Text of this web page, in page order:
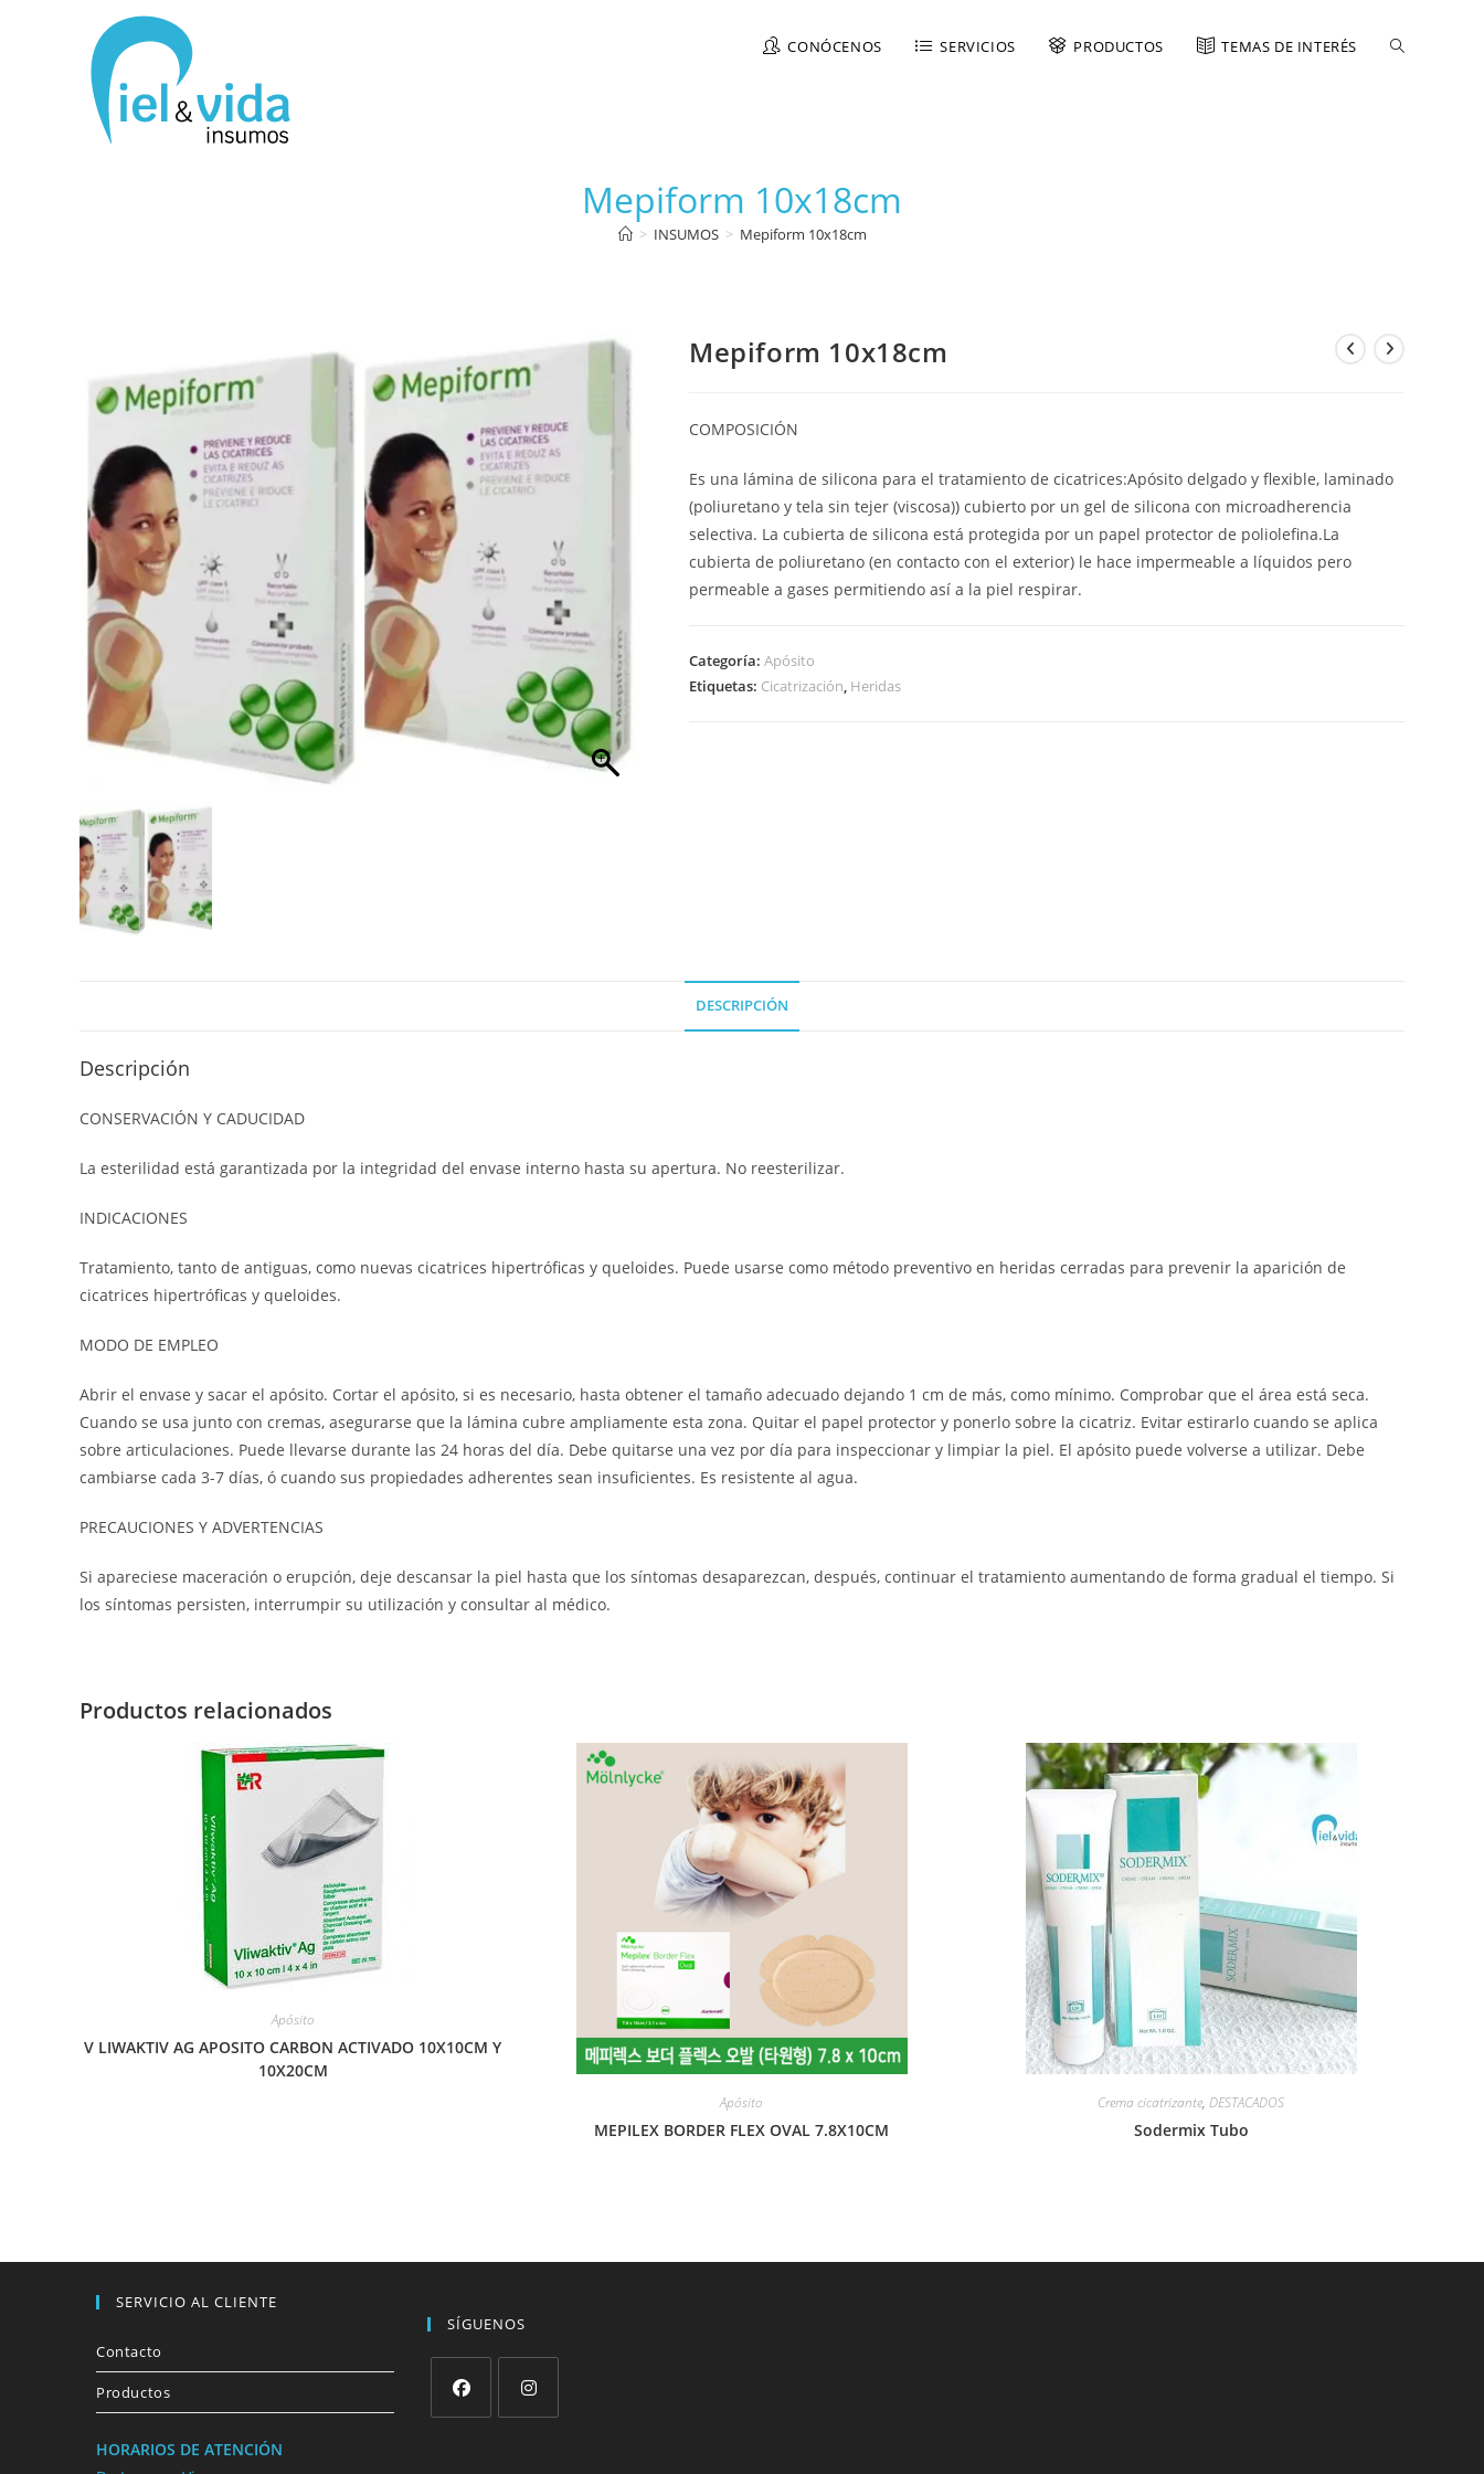
CONÓCENOS SERVICIOS PRODUCTOS TEMAS DE INTERÉS
Mepiform 10x18cm
> INSUMOS > Mepiform 10x18cm
Mepiform 10x18cm
COMPOSICIÓN
Es una lámina de silicona para el tratamiento de cicatrices:Apósito delgado y flexible, laminado
(poliuretano y tela sin tejer (viscosa)) cubierto por un gel de silicona con microadherencia
selectiva. La cubierta de silicona está protegida por un papel protector de poliolefina.La
cubierta de poliuretano (en contacto con el exterior) le hace impermeable a líquidos pero
permeable a gases permitiendo así a la piel respirar.
Categoría: Apósito
Etiquetas: Cicatrización, Heridas
DESCRIPCIÓN
Descripción
CONSERVACIÓN Y CADUCIDAD
La esterilidad está garantizada por la integridad del envase interno hasta su apertura. No reesterilizar.
INDICACIONES
Tratamiento, tanto de antiguas, como nuevas cicatrices hipertróficas y queloides. Puede usarse como método preventivo en heridas cerradas para prevenir la aparición de
cicatrices hipertróficas y queloides.
MODO DE EMPLEO
Abrir el envase y sacar el apósito. Cortar el apósito, si es necesario, hasta obtener el tamaño adecuado dejando 1 cm de más, como mínimo. Comprobar que el área está seca.
Cuando se usa junto con cremas, asegurarse que la lámina cubre ampliamente esta zona. Quitar el papel protector y ponerlo sobre la cicatriz. Evitar estirarlo cuando se aplica
sobre articulaciones. Puede llevarse durante las 24 horas del día. Debe quitarse una vez por día para inspeccionar y limpiar la piel. El apósito puede volverse a utilizar. Debe
cambiarse cada 3-7 días, ó cuando sus propiedades adherentes sean insuficientes. Es resistente al agua.
PRECAUCIONES Y ADVERTENCIAS
Si apareciese maceración o erupción, deje descansar la piel hasta que los síntomas desaparezcan, después, continuar el tratamiento aumentando de forma gradual el tiempo. Si
los síntomas persisten, interrumpir su utilización y consultar al médico.
Productos relacionados
Apósito
V LIWAKTIV AG APOSITO CARBON ACTIVADO 10X10CM Y
10X20CM
Apósito
MEPILEX BORDER FLEX OVAL 7.8X10CM
Crema cicatrizante,DESTACADOS
Sodermix Tubo
SERVICIO AL CLIENTE
Contacto
Productos
HORARIOS DE ATENCIÓN
SÍGUENOS